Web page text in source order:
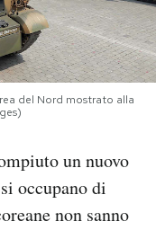
del Nord mostrato alla
un nuovo
occupano di
non sanno